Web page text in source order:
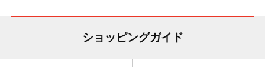
ショッピングガイド